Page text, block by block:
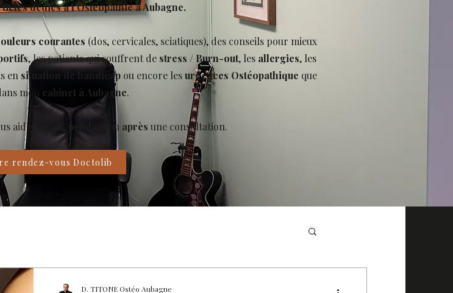
dédiés à l’Ostéopathie à Aubagne.
courantes (dos, cervicales, sciatiques), des conseils pour mieux
, les patients qui souffrent de stress / Burn-out, les allergies, les
en situation de handicap ou encore lesurgences Ostéopathique que
mon cabinet à Aubagne.
aider pendant ou après une consultation.
rendez-vous Doctolib
D. TITONE Ostéo Aubagne